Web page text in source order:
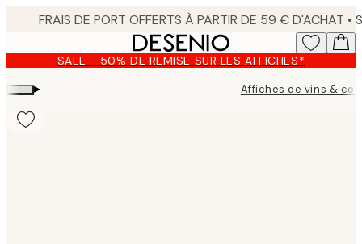
content.SALE - 50% DE REMISE SUR LES AFFICHES*
▸ Affiches de vins &